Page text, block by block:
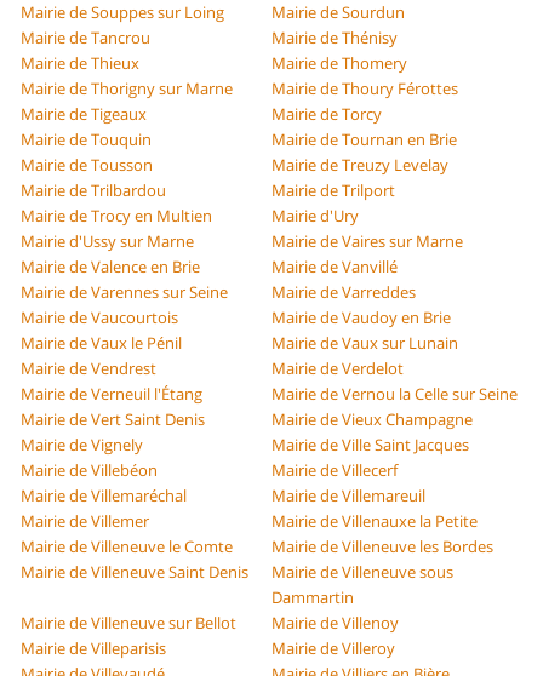
Mairie de Souppes sur Loing
Mairie de Sourdun
Mairie de Tancrou
Mairie de Thénisy
Mairie de Thieux
Mairie de Thomery
Mairie de Thorigny sur Marne
Mairie de Thoury Férottes
Mairie de Tigeaux
Mairie de Torcy
Mairie de Touquin
Mairie de Tournan en Brie
Mairie de Tousson
Mairie de Treuzy Levelay
Mairie de Trilbardou
Mairie de Trilport
Mairie de Trocy en Multien
Mairie d'Ury
Mairie d'Ussy sur Marne
Mairie de Vaires sur Marne
Mairie de Valence en Brie
Mairie de Vanvillé
Mairie de Varennes sur Seine
Mairie de Varreddes
Mairie de Vaucourtois
Mairie de Vaudoy en Brie
Mairie de Vaux le Pénil
Mairie de Vaux sur Lunain
Mairie de Vendrest
Mairie de Verdelot
Mairie de Verneuil l'Étang
Mairie de Vernou la Celle sur Seine
Mairie de Vert Saint Denis
Mairie de Vieux Champagne
Mairie de Vignely
Mairie de Ville Saint Jacques
Mairie de Villebéon
Mairie de Villecerf
Mairie de Villemaréchal
Mairie de Villemareuil
Mairie de Villemer
Mairie de Villenauxe la Petite
Mairie de Villeneuve le Comte
Mairie de Villeneuve les Bordes
Mairie de Villeneuve Saint Denis
Mairie de Villeneuve sous
Dammartin
Mairie de Villeneuve sur Bellot
Mairie de Villenoy
Mairie de Villeparisis
Mairie de Villeroy